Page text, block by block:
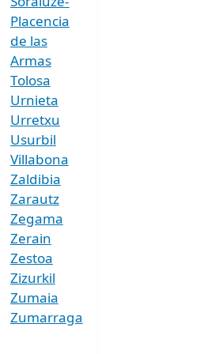
Placencia
de las
Armas
Tolosa
Urnieta
Urretxu
Usurbil
Villabona
Zaldibia
Zarautz
Zegama
Zerain
Zestoa
Zizurkil
Zumaia
Zumarraga